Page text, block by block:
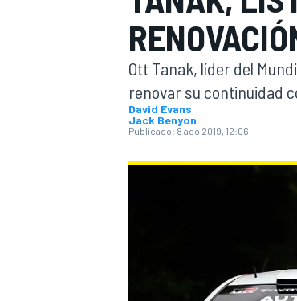
INDYCAR
Ott Tanak, líder del
renovar su continuidad
David Evans
Jack Benyon
Publicado: 8 ago 2019, 12:06